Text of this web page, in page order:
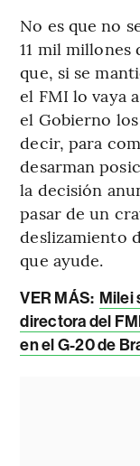
No es que no
11 mil millones
que, si se
el FMI lo vaya
el Gobierno
decir, para
desarman
la decisión
pasar de un
deslizamiento
que ayude.
VER MÁS: Milei
directora del
en el G-20 de